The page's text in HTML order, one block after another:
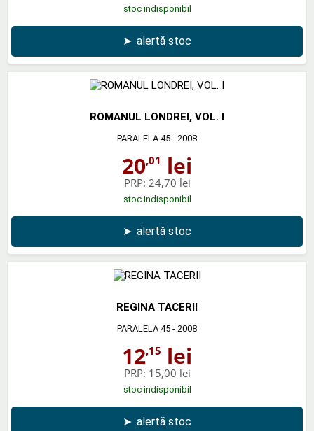
stoc indisponibil
➤ alertă stoc
ROMANUL LONDREI, VOL. I
PARALELA 45 - 2008
20,01 lei
PRP: 24,70 lei
stoc indisponibil
➤ alertă stoc
REGINA TACERII
PARALELA 45 - 2008
12,15 lei
PRP: 15,00 lei
stoc indisponibil
➤ alertă stoc